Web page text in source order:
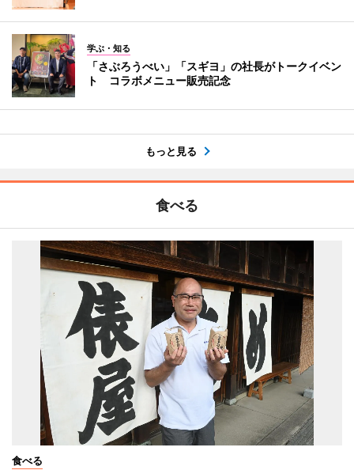
学ぶ・知る
「さぶろうべい」「スギヨ」の社長がトークイベン
ト コラボメニュー販売記念
もっと見る
食べる
食べる